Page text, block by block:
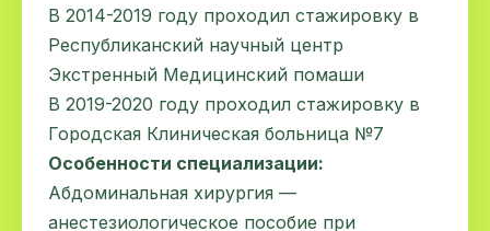
В 2014-2019 году проходил стажировку в
Республиканский научный центр
Экстренный Медицинский помаши
В 2019-2020 году проходил стажировку в
Городская Клиническая больница №7
Особенности специализации:
Абдоминальная хирургия —
анестезиологическое пособие при